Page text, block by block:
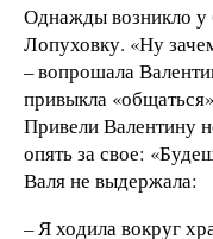
Однажды возникло у
Лопуховку. «Ну
– вопрошала
привыкла
Привели Валентину
опять за свое:
Валя не выдержала:
– Я ходила вокруг